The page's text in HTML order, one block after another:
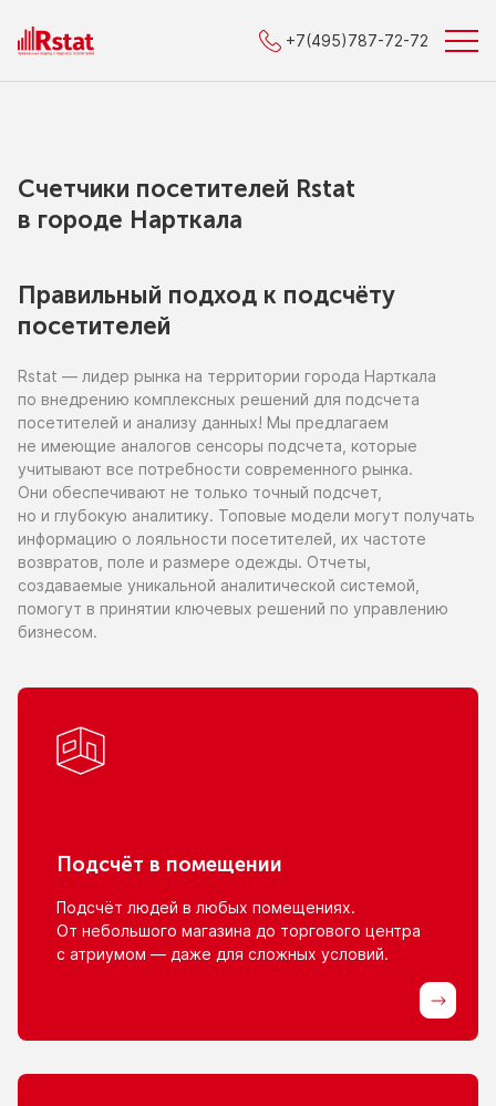
+7(495)787-72-72
Счетчики посетителей Rstat
в городe Нарткала
Правильный подход к подсчёту
посетителей
Rstat — лидер рынка на территории города Нарткала
по внедрению комплексных решений для подсчета
посетителей и анализу данных! Мы предлагаем
не имеющие аналогов сенсоры подсчета, которые
учитывают все потребности современного рынка.
Они обеспечивают не только точный подсчет,
но и глубокую аналитику. Топовые модели могут получать
информацию о лояльности посетителей, их частоте
возвратов, поле и размере одежды. Отчеты,
создаваемые уникальной аналитической системой,
помогут в принятии ключевых решений по управлению
бизнесом.
Подсчёт в помещении
Подсчёт людей в любых помещениях.
От небольшого магазина до торгового центра
с атриумом — даже для сложных условий.